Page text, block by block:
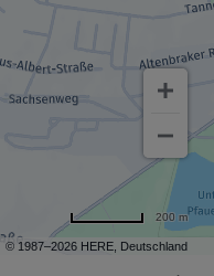
© 1987–2026 HERE, Deutschland
200 m